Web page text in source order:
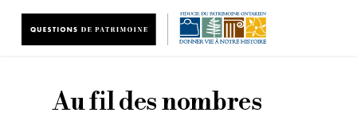
Au fil des nombres